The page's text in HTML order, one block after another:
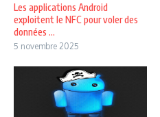
Les applications Android
exploitent le NFC pour voler des
données ...
5 novembre 2025